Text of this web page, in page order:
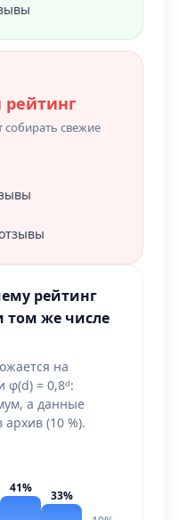
собирать свежие
рейтинг
том же числе
на
φ(d) = 0,8ᵈ:
а данные
(10 %).
41%
33%